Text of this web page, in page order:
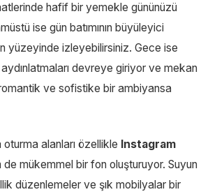
hafif bir yemekle gününüzü
ise gün batımının büyüleyici
yüzeyinde izleyebilirsiniz. Gece ise
devreye giriyor ve mekan
ve sofistike bir ambiyansa
oturma alanları özellikle Instagram
de mükemmel bir fon oluşturuyor. Suyun
düzenlemeler ve şık mobilyalar bir